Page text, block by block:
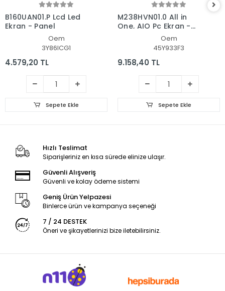
B160UAN01.P Lcd Led
Ekran - Panel
Oem
3Y86ICG1
4.579,20 TL
Sepete Ekle
M238HVN01.0 All in
One, AIO Pc Ekran -
Oem
45Y933F3
9.158,40 TL
Sepete Ekle
Hızlı Teslimat
Siparişleriniz en kısa sürede elinize ulaşır.
Güvenli Alışveriş
Güvenli ve kolay ödeme sistemi
Geniş Ürün Yelpazesi
Binlerce ürün ve kampanya seçeneği
7 / 24 DESTEK
Öneri ve şikayetlerinizi bize iletebilirsiniz.